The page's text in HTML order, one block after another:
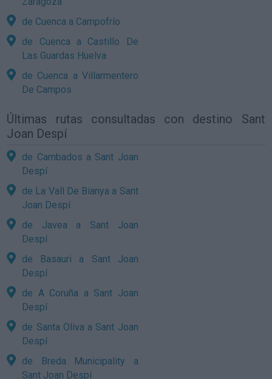
de Cuenca a Campofrío
de Cuenca a Castillo De
Las Guardas Huelva
de Cuenca a Villarmentero
De Campos
Últimas rutas consultadas con destino Sant
Joan Despí
de Cambados a Sant Joan
Despí
de La Vall De Bianya a Sant
Joan Despí
de Javea a Sant Joan
Despí
de Basauri a Sant Joan
Despí
de A Coruña a Sant Joan
Despí
de Santa Oliva a Sant Joan
Despí
de Breda Municipality a
Sant Joan Despí